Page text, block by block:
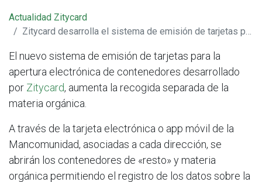
Actualidad Zitycard
Zitycard desarrolla el sistema de emisión de tarjetas para la apertura electrónica de contenedores de la Comarca de Pamplona
El nuevo sistema de emisión de tarjetas para la
apertura electrónica de contenedores desarrollado
por Zitycard, aumenta la recogida separada de la
materia orgánica.
A través de la tarjeta electrónica o app móvil de la
Mancomunidad, asociadas a cada dirección, se
abrirán los contenedores de «resto» y materia
orgánica permitiendo el registro de los datos sobre la